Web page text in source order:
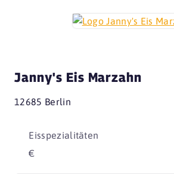
Janny's Eis Marzahn
12685 Berlin
Eisspezialitäten
€